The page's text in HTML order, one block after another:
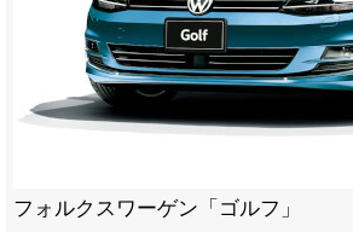
フォルクスワーゲン「ゴルフ」